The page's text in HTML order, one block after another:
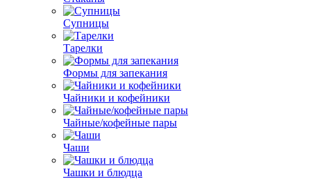
Супницы
Тарелки
Формы для запекания
Чайники и кофейники
Чайные/кофейные пары
Чаши
Чашки и блюдца